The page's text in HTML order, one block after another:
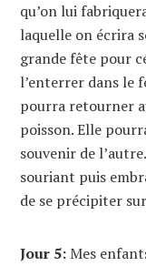
qu’on lui
laquelle on écrira
grande fête pour
l’enterrer dans le
pourra retourner
poisson. Elle
souvenir de
souriant puis
de se précipiter
Jour 5:Mes